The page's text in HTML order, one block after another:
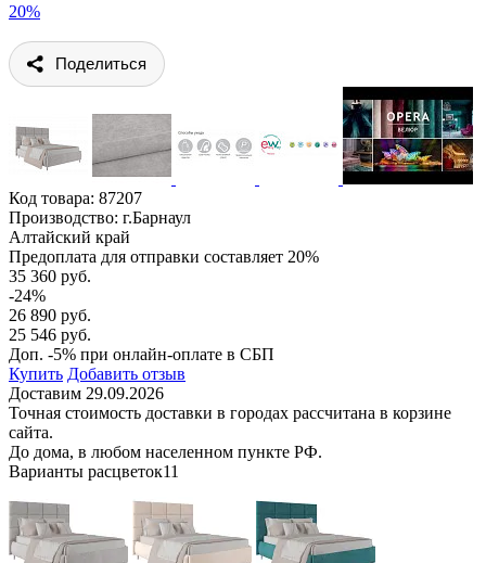
20%
Поделиться
Код товара: 87207
Производство: г.Барнаул
Алтайский край
Предоплата для отправки составляет 20%
35 360 руб.
-24%
26 890 руб.
25 546 руб.
Доп. -5% при онлайн-оплате в СБП
Купить Добавить отзыв
Доставим 29.09.2026
Точная стоимость доставки в городах рассчитана в корзине
сайта.
До дома, в любом населенном пункте РФ.
Варианты расцветок11